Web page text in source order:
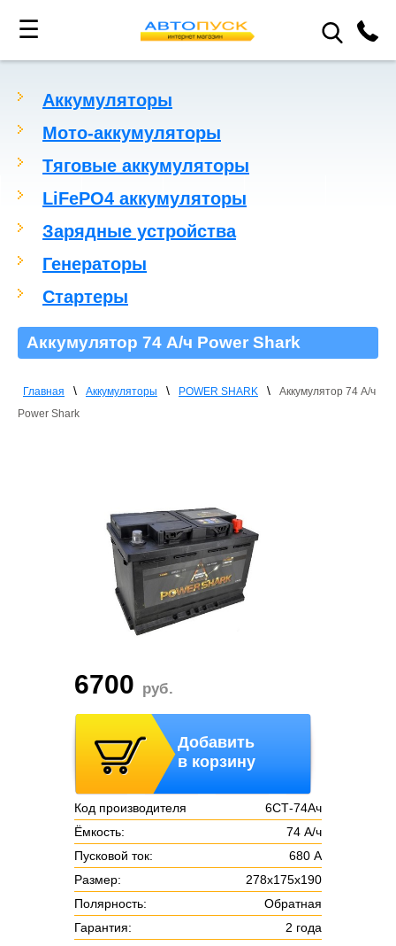
☰
Аккумуляторы
Мото-аккумуляторы
Тяговые аккумуляторы
LiFePO4 аккумуляторы
Зарядные устройства
Генераторы
Стартеры
Аккумулятор 74 А/ч Power Shark
Главная \ Аккумуляторы \ POWER SHARK \
Аккумулятор 74 А/ч
Power Shark
6700 руб.
Добавить
в корзину
Код производителя
6СТ-74Ач
Ёмкость:
74 А/ч
Пусковой ток:
680 А
Размер:
278х175х190
Полярность:
Обратная
Гарантия:
2 года